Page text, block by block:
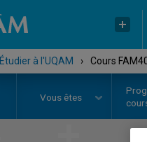
Étudier à l'UQAM › Cours
Vous êtes